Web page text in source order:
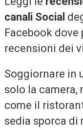
canali Social
Facebook
recensioni dei
Soggiornare in
solo la camera,
come il
sedia sporca di